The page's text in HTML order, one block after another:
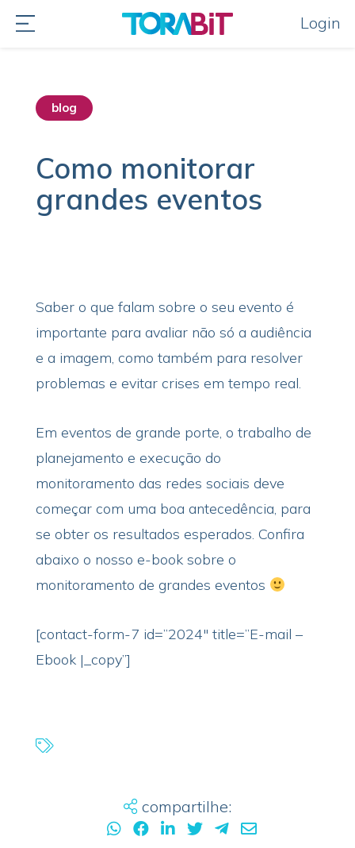
Login
blog
Como monitorar
grandes eventos
Saber o que falam sobre o seu evento é
importante para avaliar não só a audiência
e a imagem, como também para resolver
problemas e evitar crises em tempo real.
Em eventos de grande porte, o trabalho de
planejamento e execução do
monitoramento das redes sociais deve
começar com uma boa antecedência, para
se obter os resultados esperados. Confira
abaixo o nosso e-book sobre o
monitoramento de grandes eventos
[contact-form-7 id=”2024″ title=”E-mail –
Ebook |_copy”]
compartilhe: